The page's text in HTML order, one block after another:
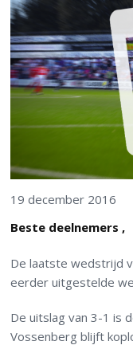
19 december 2016
Beste deelnemers ,
De laatste wedstrijd
eerder uitgestelde
De uitslag van 3-1 is
Vossenberg blijft